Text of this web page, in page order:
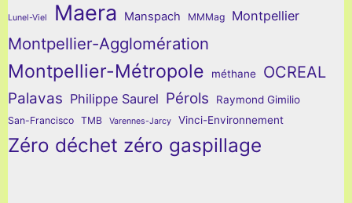
Lunel-Viel Maera Manspach MMMag Montpellier
Montpellier-Agglomération
Montpellier-Métropole méthane OCREAL
Palavas Philippe Saurel Pérols Raymond Gimilio
San-Francisco TMB Varennes-Jarcy Vinci-Environnement
Zéro déchet zéro gaspillage